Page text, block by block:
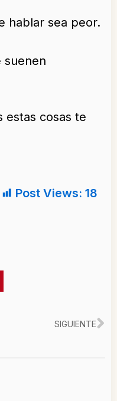
hablar sea peor.
suenen
estas cosas te
Post Views: 18
SIGUIENTE